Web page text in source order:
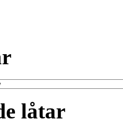
låtar